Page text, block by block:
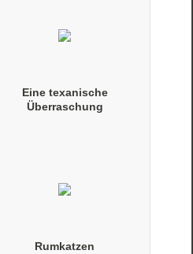
Eine texanische
Überraschung
Rumkatzen